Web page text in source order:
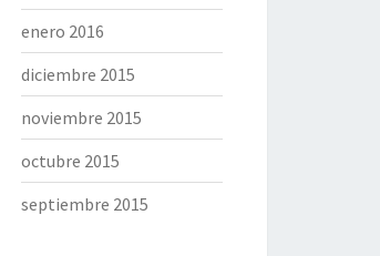
enero 2016
diciembre 2015
noviembre 2015
octubre 2015
septiembre 2015